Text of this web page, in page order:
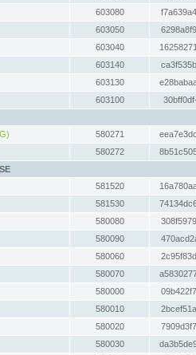
603080
603050
603040
603140
603130
603100
580271
580272
581520
581530
580080
580090
580060
580070
580000
580010
580020
580030